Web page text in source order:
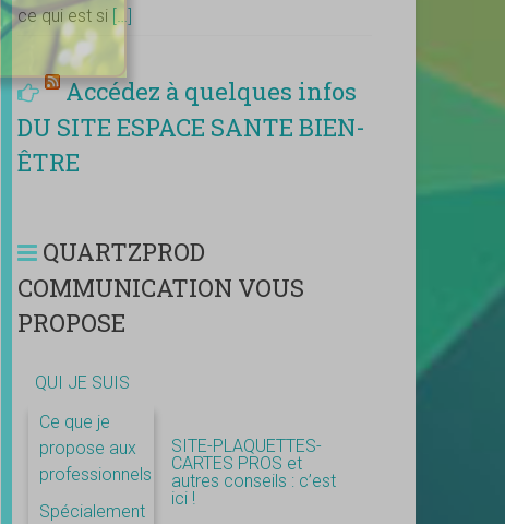
ce qui est si […]
Accédez à quelques infos
DU SITE ESPACE SANTE BIEN-
ÊTRE
QUARTZPROD
COMMUNICATION VOUS
PROPOSE
QUI JE SUIS
Ce que je
propose aux
professionnels
Spécialement
SITE-PLAQUETTES-
CARTES PROS et
autres conseils : c’est
ici !